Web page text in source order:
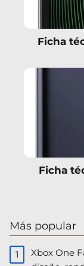
Ficha
Ficha
Más popular
Xbox One